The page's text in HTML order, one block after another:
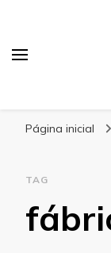
Página inicial
TAG